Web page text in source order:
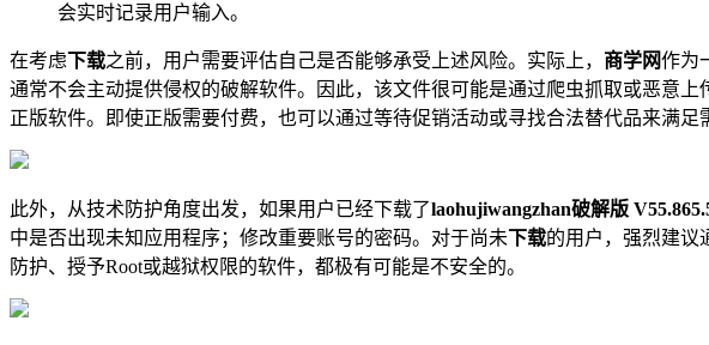
会实时记录用户输入。
在考虑下载之前，用户需要评估自己是否能够承受上述风险。实际上， 商学网作为
通常不会主动提供侵权的破解软件。因此，该文件很可能是通过爬虫抓取或恶意
正版软件。即使正版需要付费，也可以通过等待促销活动或寻找合法替代品来满足
此外，从技术防护角度出发，如果用户已经下载了laohujiwangzhan破解版
中是否出现未知应用程序；修改重要账号的密码。对于尚未下载的用户，强烈建议
防护、授予Root或越狱权限的软件，都极有可能是不安全的。